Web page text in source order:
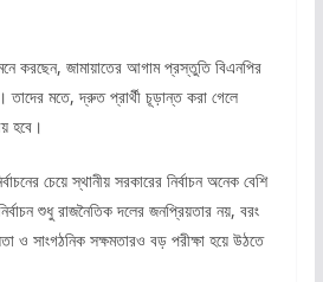
করছেন, জামায়াতের আগাম প্রস্তুতি বিএনপির
তাদের মতে, দ্রুত প্রার্থী চূড়ান্ত করা গেলে
হবে।
চেয়ে স্থানীয় সরকারের নির্বাচন অনেক বেশি
শুধু রাজনৈতিক দলের জনপ্রিয়তার নয়, বরং
ও সাংগঠনিক সক্ষমতারও বড় পরীক্ষা হয়ে উঠতে